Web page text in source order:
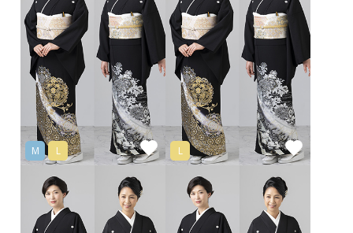
M L L